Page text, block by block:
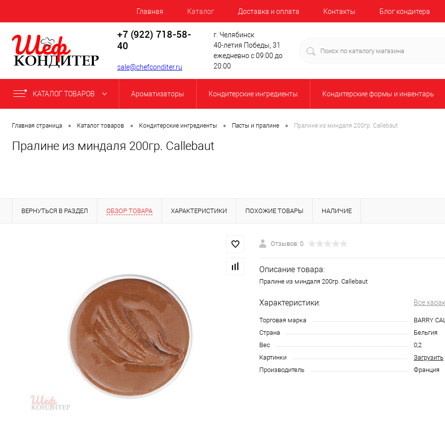
Главная Каталог Доставка и оплата Контакты Блог кондитера
+7 (922) 718-58-
40
sale@chefconditer.ru
г. Челябинск
40-летия Победы, 31
ежедневно с 09:00 до
20:00
КАТАЛОГ ТОВАРОВ Ароматизаторы Кондитерские ингредиенты Кондитерские формы и инвентарь
Главная страница • Каталог товаров • Кондитерские ингредиенты • Пасты и пралине • Пралине из миндаля 200гр. Callebaut
Пралине из миндаля 200гр. Callebaut
ВЕРНУТЬСЯ В РАЗДЕЛ ОБЗОР ТОВАРА ХАРАКТЕРИСТИКИ ПОХОЖИЕ ТОВАРЫ НАЛИЧИЕ
Отзывов: 0
Описание товара:
Пралине из миндаля 200гр. Callebaut
Характеристики: Все
Торговая марка
BARRY
Страна
Бельгия
Вес
0,2
Картинки
Загрузить
Производитель
Франция